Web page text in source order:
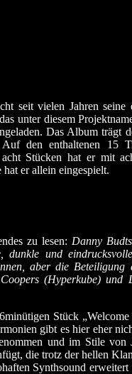
seit vielen Jahren seine
unter diesem
Das Album trägt
den enthaltenen 15
Stücken hat er mit
er allein eingespielt.
zu lesen: Danny
dunkle und
aber die
(Hyperkube)
Stück
gibt es hier eher
und im Stile
die trotz der hellen
Synthsound